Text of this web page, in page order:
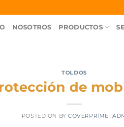
NOSOTROS PRODUCTOS
TOLDOS
de
POSTED ON BY